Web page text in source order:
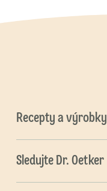
Recepty a výrobky
Sledujte Dr. Oetker